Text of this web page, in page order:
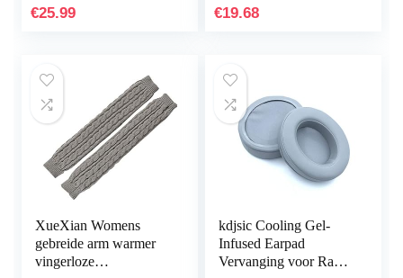
€25.99
Draagbare Externe
€19.68
XueXian Womens
gebreide arm warmer
vingerloze
kdjsic Cooling Gel-
Infused Earpad
Vervanging voor Razer